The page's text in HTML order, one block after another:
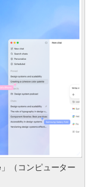
（コンピューター